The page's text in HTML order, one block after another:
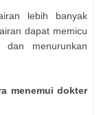
lebih banyak
dapat memicu
menurunkan
menemui dokter